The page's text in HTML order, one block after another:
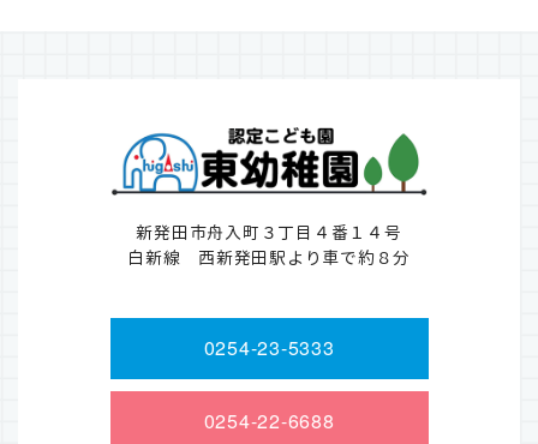
新発田市舟入町３丁目４番１４号
白新線 西新発田駅より車で約８分
0254-23-5333
0254-22-6688